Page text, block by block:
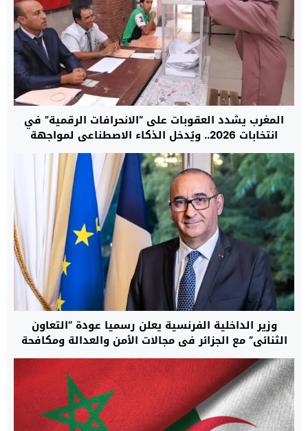
المغرب يشدد العقوبات على “الانحرافات الرقمية” في
انتخابات 2026.. ويُدخل الذكاء الاصطناعي لمواجهة
“تلاعب الخوارزميات”
وزير الداخلية الفرنسية يعلن رسميا عودة “التعاون
الثنائي” مع الجزائر في مجالات الأمن والعدالة ومكافحة
الهجرة غير النظامية